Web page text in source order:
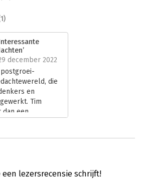
Epo, Uitgeverij
Economie,Mens en maatschappij
december 2022
die
en
Tim
dan een
de grenzen
leven.
een lezersrecensie schrijft!